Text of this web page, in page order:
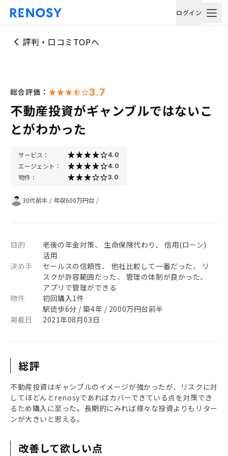
ログイン
評判・口コミTOPへ
総合評価： 3.7
不動産投資がギャンブルではないこ
とがわかった
サービス： 4.0
エージェント： 4.0
物件： 3.0
30代前半 / 年収600万円台 /
目的
老後の年金対策、 生命保険代わり、 信用(ローン)
活用
決め手
セールスの信頼性、 他社比較して一番だった、 リ
スクが許容範囲だった、 管理の体制が良かった、
アプリで管理ができる
物件
初回購入1件
駅徒歩6分 / 築4年 / 2000万円台前半
掲載日
2021年08月03日
総評
不動産投資はギャンブルのイメージが強かったが、リスクに対
してほどんとrenosyであればカバーできている点を対策でき
るため購入に至った。長期的にみれば様々な投資よりもリター
ンが大きいと思える。
改善して欲しい点